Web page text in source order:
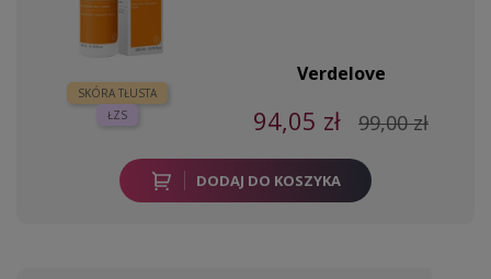
SKÓRA TŁUSTA
ŁZS
Verdelove
94,05 zł 99,00 zł
DODAJ DO KOSZYKA